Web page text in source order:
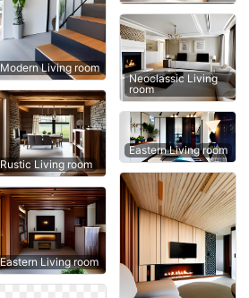
Modern Living room
Rustic Living room
Eastern Living room
Neoclassic Living
room
Eastern Living room